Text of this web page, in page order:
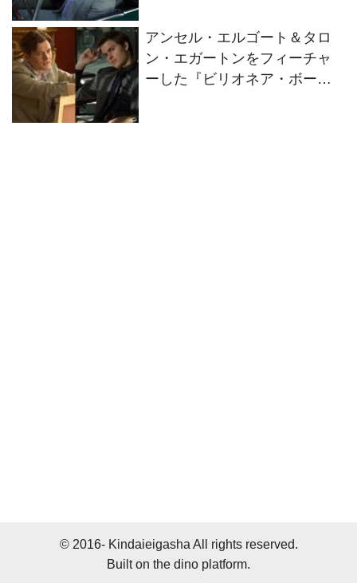
アンセル・エルゴート＆タロ
ン・エガートンをフィーチャ
ーした『ビリオネア・ボーイ
© 2016- Kindaieigasha All rights reserved.
Built on the dino platform.